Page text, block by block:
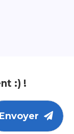
:) !
Envoyer